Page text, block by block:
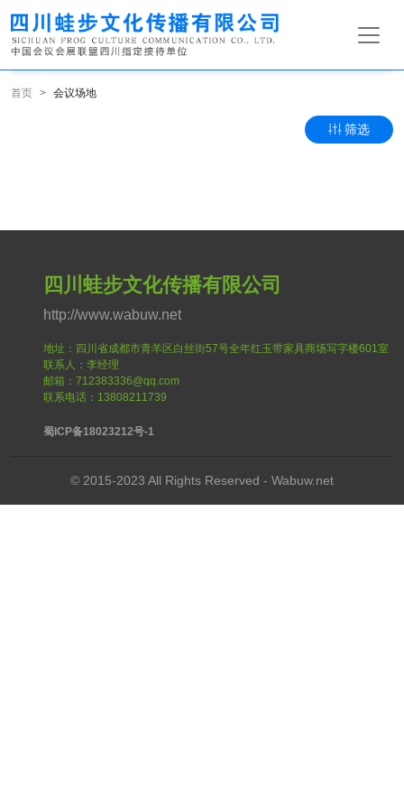
首页 会议场地
筛选
四川蛙步文化传播有限公司
http://www.wabuw.net
地址：四川省成都市青羊区白丝街57号全年红玉带家具商场写字楼601室
联系人：李经理
邮箱：712383336@qq.com
联系电话：13808211739
蜀ICP备18023212号-1
© 2015-2023 All Rights Reserved - Wabuw.net